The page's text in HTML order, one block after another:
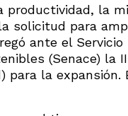
productividad, la
solicitud para
ante el
(Senace) la
para la